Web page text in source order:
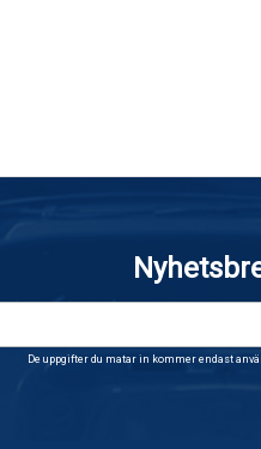
De uppgifter du matar in kommer endast